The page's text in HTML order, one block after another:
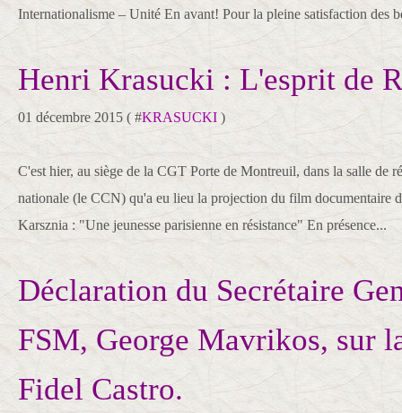
Internationalisme – Unité En avant! Pour la pleine satisfaction des
Henri Krasucki : L'esprit de
01 décembre 2015 ( #KRASUCKI )
C'est hier, au siège de la CGT Porte de Montreuil, dans la salle de
nationale (le CCN) qu'a eu lieu la projection du film documentaire
Karsznia : "Une jeunesse parisienne en résistance" En présence...
Déclaration du Secrétaire
FSM, George Mavrikos, sur
Fidel Castro.